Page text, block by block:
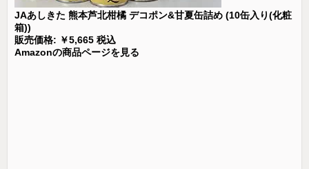
JAあしきた 熊本芦北柑橘 デコポン&甘夏缶詰め (10缶入り(化粧
箱))
販売価格: ￥5,665 税込
Amazonの商品ページを見る